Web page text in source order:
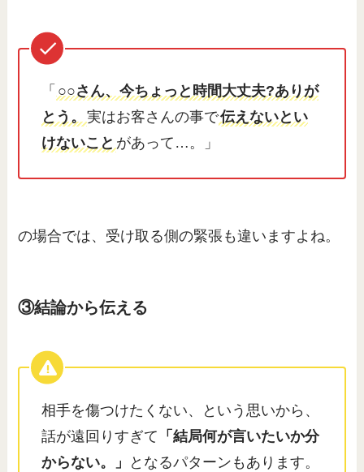
「 ○○さん、今ちょっと時間大丈夫?ありが
とう。 実はお客さんの事で伝えないとい
けないこと があって…。」
の場合では、受け取る側の緊張も違いますよね。
③結論から伝える
相手を傷つけたくない、という思いから、
話が遠回りすぎて 「結局何が言いたいか分
からない。」
となるパターンもあります。